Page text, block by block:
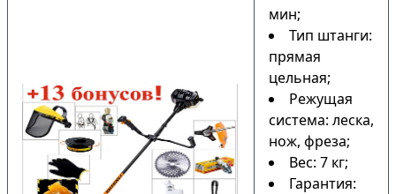
мин;
Тип штанги:
прямая
цельная;
Режущая
система: леска,
нож, фреза;
Вес: 7 кг;
Гарантия: